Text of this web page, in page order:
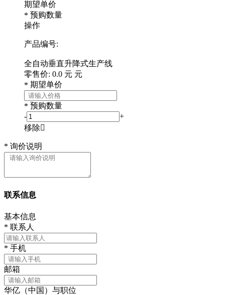
期望单价
* 预购数量
操作
产品编号:
全自动垂直升降式生产线
零售价: 0.0 元 元
* 期望单价
* 预购数量
-
+
移除
* 询价说明
联系信息
基本信息
* 联系人
* 手机
邮箱
华亿（中国）与职位